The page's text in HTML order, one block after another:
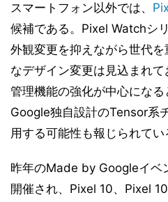
スマートフォン以外では、
候補である。Pixel Watchシ
外観変更を抑えながら世代
なデザイン変更は見込まれ
管理機能の強化が中心になる
Google独自設計のTensor系
用する可能性も報じられてい
昨年のMade by Googleイベ
開催され、Pixel 10、Pixel